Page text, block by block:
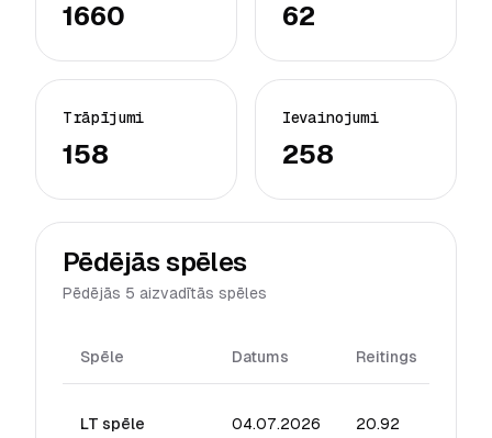
1660 62
Trāpījumi
158
Ievainojumi
258
Pēdējās spēles
Pēdējās 5 aizvadītās spēles
Spēle Datums Reitings
LT spēle 04.07.2026 20.92